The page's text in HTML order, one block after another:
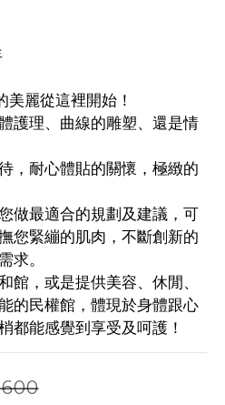
美麗從這裡開始！
護理、曲線的雕塑、還是情
，耐心體貼的關懷，極緻的
做最適合的規劃及建議，可
您緊繃的肌肉，不斷創新的
求。
館，或是提供美容、休閒、
的民權館，體現於身體跟心
都能感覺到享受及呵護！